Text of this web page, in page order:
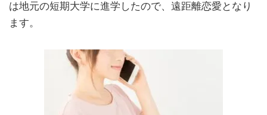
は地元の短期大学に進学したので、遠距離恋愛となり
ます。